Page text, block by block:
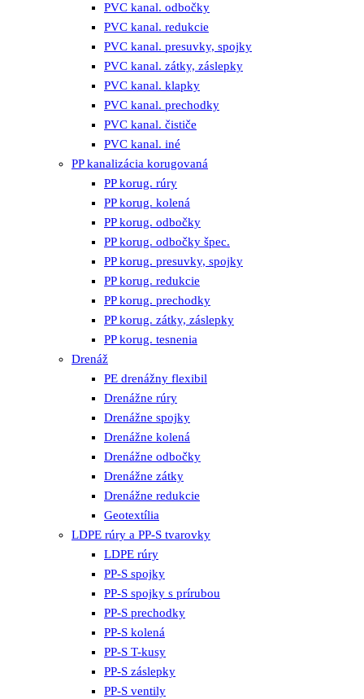
PVC kanal. odbočky
PVC kanal. redukcie
PVC kanal. presuvky, spojky
PVC kanal. zátky, záslepky
PVC kanal. klapky
PVC kanal. prechodky
PVC kanal. čističe
PVC kanal. iné
PP kanalizácia korugovaná
PP korug. rúry
PP korug. kolená
PP korug. odbočky
PP korug. odbočky špec.
PP korug. presuvky, spojky
PP korug. redukcie
PP korug. prechodky
PP korug. zátky, záslepky
PP korug. tesnenia
Drenáž
PE drenážny flexibil
Drenážne rúry
Drenážne spojky
Drenážne kolená
Drenážne odbočky
Drenážne zátky
Drenážne redukcie
Geotextília
LDPE rúry a PP-S tvarovky
LDPE rúry
PP-S spojky
PP-S spojky s prírubou
PP-S prechodky
PP-S kolená
PP-S T-kusy
PP-S záslepky
PP-S ventily